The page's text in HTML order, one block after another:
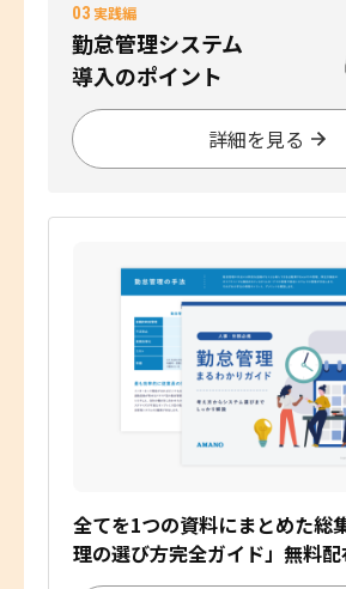
03実践編
勤怠管理システム
導入のポイント
詳細を見る
全てを1つの資料にまとめた総
理の選び方完全ガイド」無料配